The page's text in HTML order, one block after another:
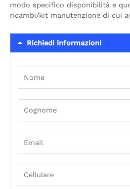
modo specifico disponibilità e
ricambi/kit manutenzione di cui
Richiedi informazioni